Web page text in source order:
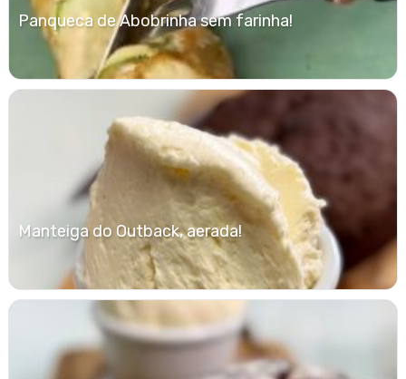
Panqueca de Abobrinha sem farinha!
Manteiga do Outback, aerada!